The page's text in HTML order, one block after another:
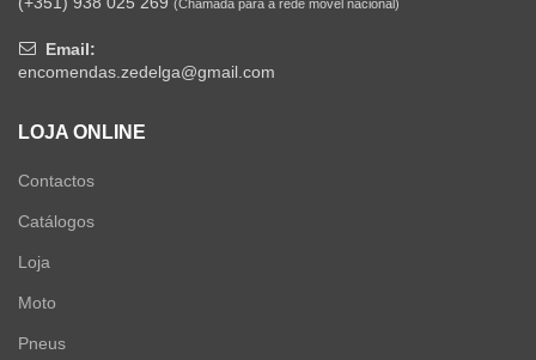
(Chamada para a rede móvel nacional)
Email:
encomendas.zedelga@gmail.com
LOJA ONLINE
Contactos
Catálogos
Loja
Moto
Pneus